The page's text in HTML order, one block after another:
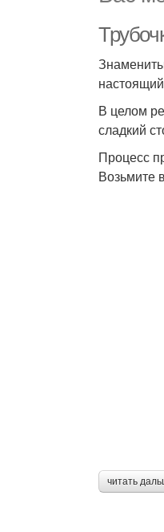
В целом
сладкий
Процесс
Возьмите
читать